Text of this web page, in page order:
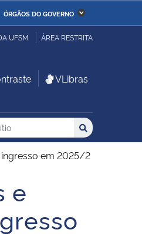
ÓRGÃOS DO GOVERNO
da Infraestrutura
da Ciência,
Inovações e
UFSM ÁREA RESTRITA
VLibras
no no Sítio
Buscar
ingresso em 2025/2
e